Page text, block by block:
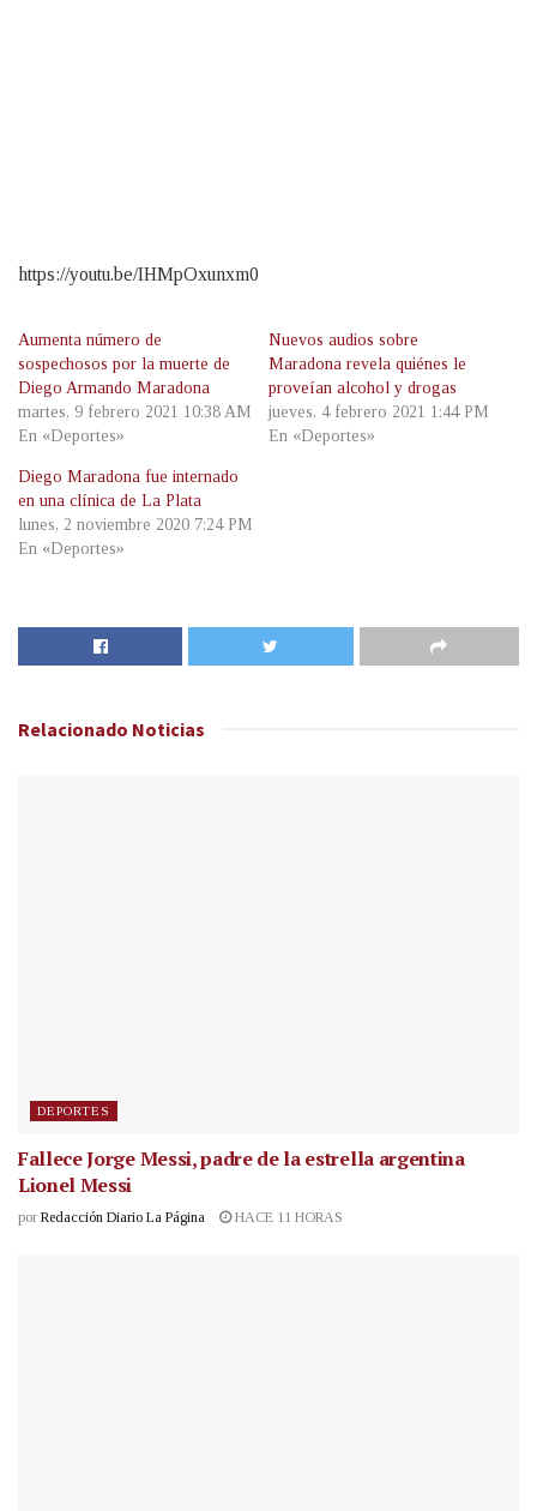
https://youtu.be/IHMpOxunxm0
Aumenta número de
sospechosos por la muerte de
Diego Armando Maradona
martes, 9 febrero 2021 10:38 AM
En «Deportes»
Nuevos audios sobre
Maradona revela quiénes le
proveían alcohol y drogas
jueves, 4 febrero 2021 1:44 PM
En «Deportes»
Diego Maradona fue internado
en una clínica de La Plata
lunes, 2 noviembre 2020 7:24 PM
En «Deportes»
Relacionado Noticias
DEPORTES
Fallece Jorge Messi, padre de la estrella argentina
Lionel Messi
por Redacción Diario La Página HACE 11 HORAS